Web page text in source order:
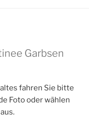
Garbsen
fahren Sie bitte
Foto oder wählen